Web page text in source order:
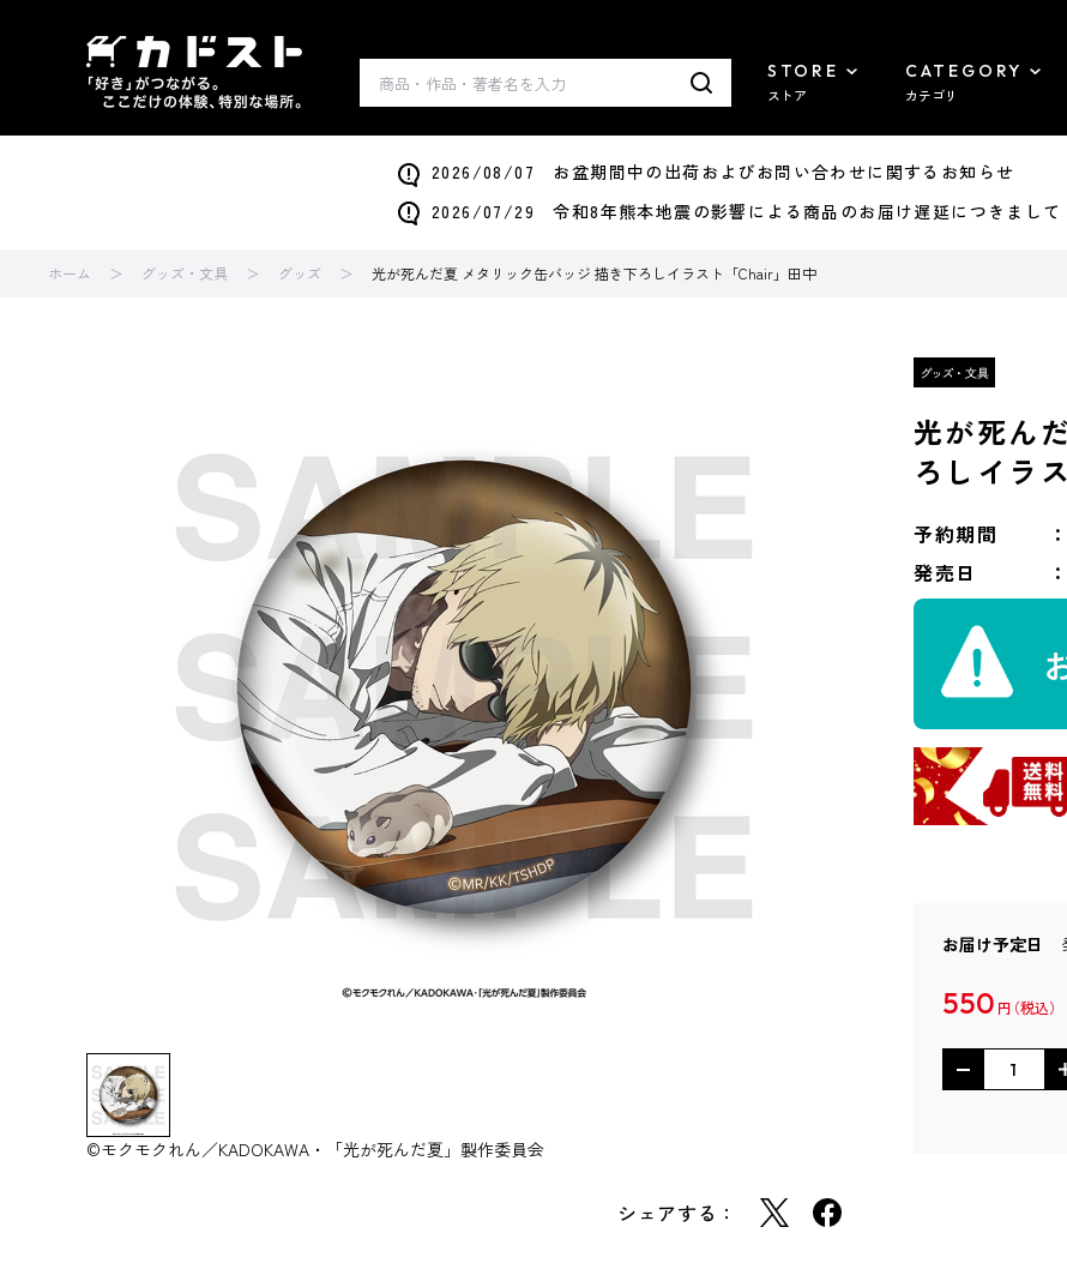
STORE
ストア
CATEGORY
カテゴリ
2026/08/07 お盆期間中の出荷およびお問い合わせに関するお知らせ
2026/07/29 令和8年熊本地震の影響による商品のお届け遅延につきまして
ホーム グッズ・文具 グッズ 光が死んだ夏 メタリック缶バッジ 描き下ろしイラスト「Chair」田中
©モクモクれん／KADOKAWA・「光が死んだ夏」製作委員会
シェアする：
光が死ん
ろしイラ
予約期間
発売日
お届け予定日
550 円